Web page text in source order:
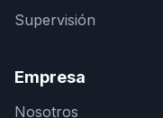
Supervisión
Empresa
Nosotros